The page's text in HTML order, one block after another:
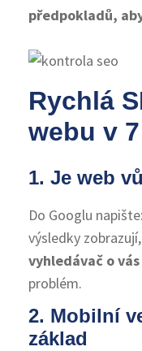
předpokladů,
Rychlá
webu v
1. Je web
Do Googlu napište:
výsledky zobrazují,
vyhledávač o
problém.
2. Mobilní
základ